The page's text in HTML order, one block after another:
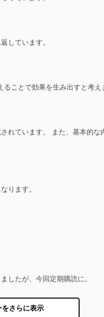
合に、当該ファイルへのパス
人情報保護マネジメントシス
するご相談及び苦情について
しています。
ことで効果を生み出すと考え
れています。 また、基本的
ります。
したが、今回定期購読に。
をさらに表示